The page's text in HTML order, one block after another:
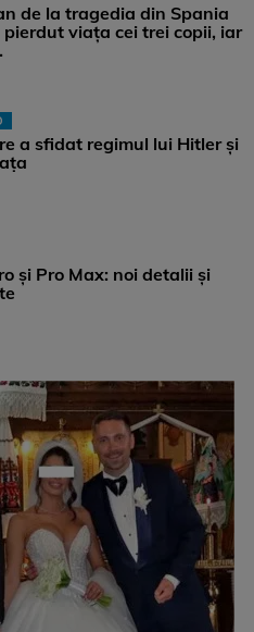
de la tragedia din Spania
viața cei trei copii, iar
a sfidat regimul lui Hitler și
și Pro Max: noi detalii și